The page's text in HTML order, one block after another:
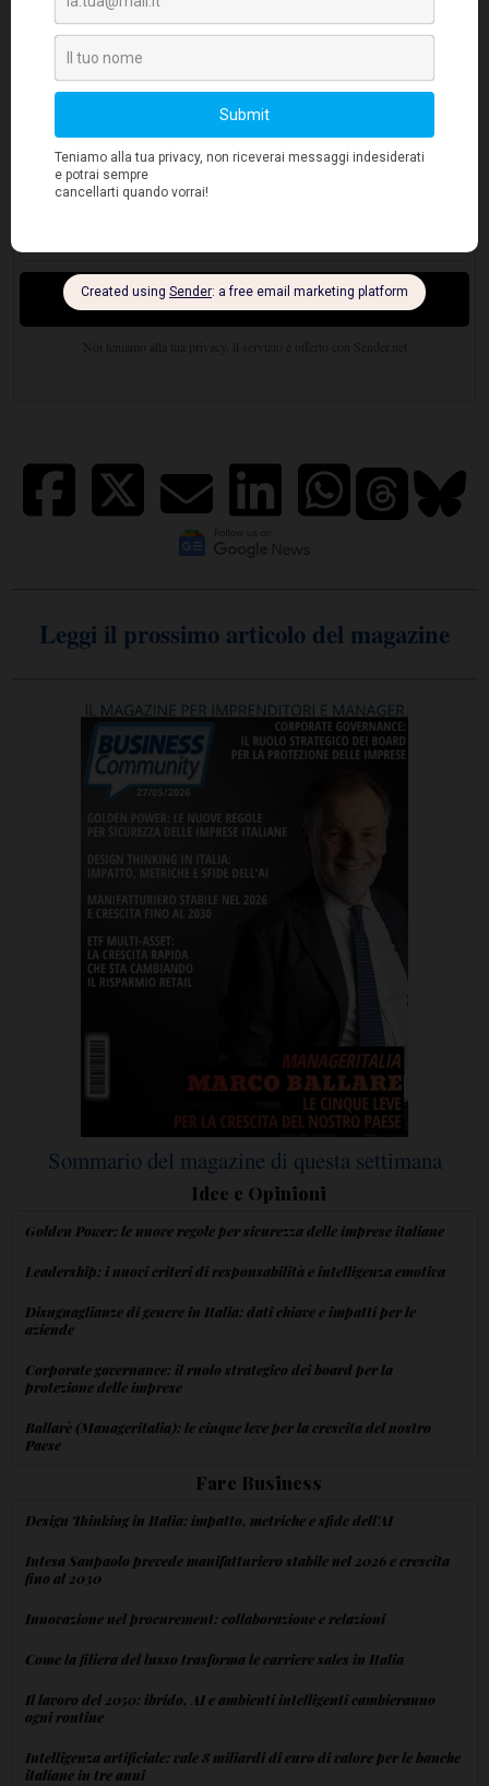
Leggi il prossimo articolo del magazine
Sommario del magazine di questa settimana
Idee e Opinioni
Golden Power: le nuove regole per sicurezza delle imprese italiane
Leadership: i nuovi criteri di responsabilità e intelligenza emotiva
Disuguaglianze di genere in Italia: dati chiave e impatti per le
aziende
Corporate governance: il ruolo strategico dei board per la
protezione delle imprese
Ballarè (Manageritalia): le cinque leve per la crescita del nostro
Paese
Fare Business
Design Thinking in Italia: impatto, metriche e sfide dell'AI
Intesa Sanpaolo prevede manifatturiero stabile nel 2026 e crescita
fino al 2030
Innovazione nel procurement: collaborazione e relazioni
Come la filiera del lusso trasforma le carriere sales in Italia
Il lavoro del 2050: ibrido, AI e ambienti intelligenti cambieranno
ogni routine
Intelligenza artificiale: vale 8 miliardi di euro di valore per le banche
italiane in tre anni